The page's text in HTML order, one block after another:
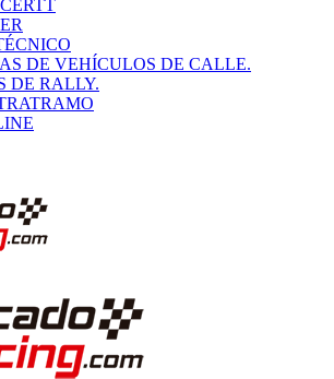
DE VEHÍCULOS DE CALLE.
DE RALLY.
BUSCAR